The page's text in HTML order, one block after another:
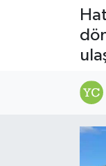
Tüm
Haber Arşivi